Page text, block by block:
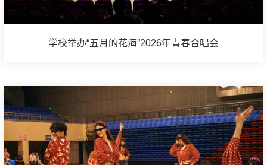
学校举办“五月的花海”2026年青春合唱会